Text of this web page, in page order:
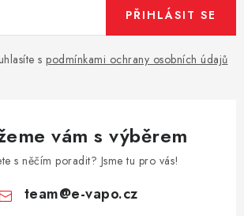
s podmínkami ochrany osobních údajů
PŘIHLÁSIT SE
vám s výběrem
s něčím poradit? Jsme tu pro vás!
team@e-vapo.cz